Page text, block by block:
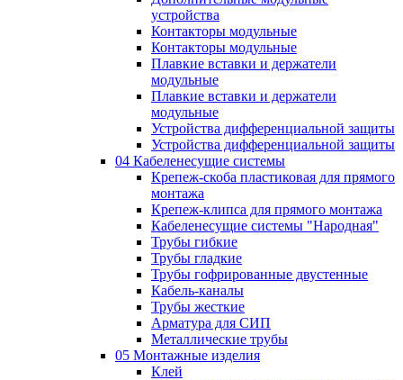
устройства
Контакторы модульные
Контакторы модульные
Плавкие вставки и держатели
модульные
Плавкие вставки и держатели
модульные
Устройства дифференциальной защиты
Устройства дифференциальной защиты
04 Кабеленесущие системы
Крепеж-скоба пластиковая для прямого
монтажа
Крепеж-клипса для прямого монтажа
Кабеленесущие системы "Народная"
Трубы гибкие
Трубы гладкие
Трубы гофрированные двустенные
Кабель-каналы
Трубы жесткие
Арматура для СИП
Металлические трубы
05 Монтажные изделия
Клей